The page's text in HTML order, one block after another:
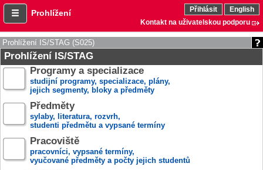
Prohlížení Přihlásit
English
Kontakt na uživatelskou podporu
Prohlížení IS/STAG (S025)
Prohlížení IS/STAG
Programy a specializace
studijní programy, specializace, plány,
jejich segmenty, bloky a předměty
Předměty
sylaby, literatura, rozvrh,
studenti předmětu a vypsané termíny
Pracoviště
pracovníci, vypsané termíny,
vyučované předměty a počty jejich studentů